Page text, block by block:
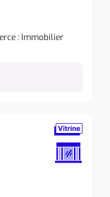
: Immobilier